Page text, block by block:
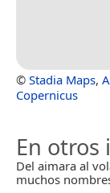
© Stadia Maps,
Copernicus
En otros
Del aimara al
muchos